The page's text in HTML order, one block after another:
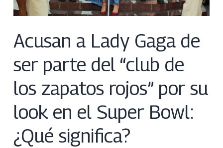
Acusan a Lady Gaga de
ser parte del “club de
los zapatos rojos” por su
look en el Super Bowl:
¿Qué significa?